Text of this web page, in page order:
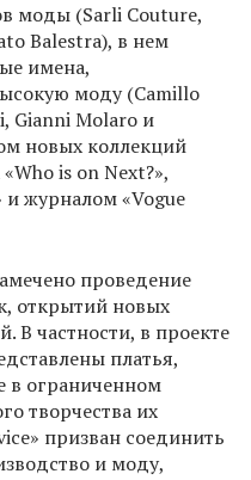
моды (Sarli Couture,
Balestra), в нем
имена,
моду (Camillo
Gianni Molaro и
новых коллекций
is on Next?»,
и журналом «Vogue
проведение
открытий новых
В частности, в проекте
платья,
в ограниченном
творчества их
призван соединить
и моду,